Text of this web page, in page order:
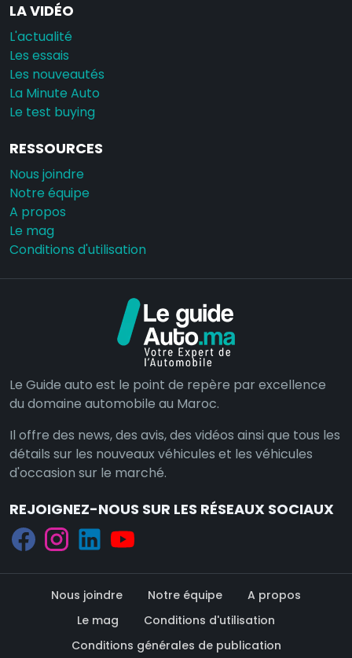
LA VIDÉO
L'actualité
Les essais
Les nouveautés
La Minute Auto
Le test buying
RESSOURCES
Nous joindre
Notre équipe
A propos
Le mag
Conditions d'utilisation
Le Guide auto est le point de repère par excellence
du domaine automobile au Maroc.
Il offre des news, des avis, des vidéos ainsi que tous les
détails sur les nouveaux véhicules et les véhicules
d'occasion sur le marché.
REJOIGNEZ-NOUS SUR LES RÉSEAUX SOCIAUX
Nous joindre Notre équipe
A propos
Le mag
Conditions d'utilisation
Conditions générales de publication